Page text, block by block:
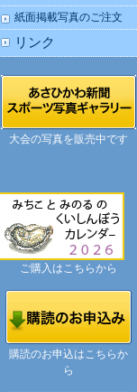
紙面掲載写真のご注文
リンク
大会の写真を販売中です
ご購入はこちらから
購読のお申込はこちらか
ら